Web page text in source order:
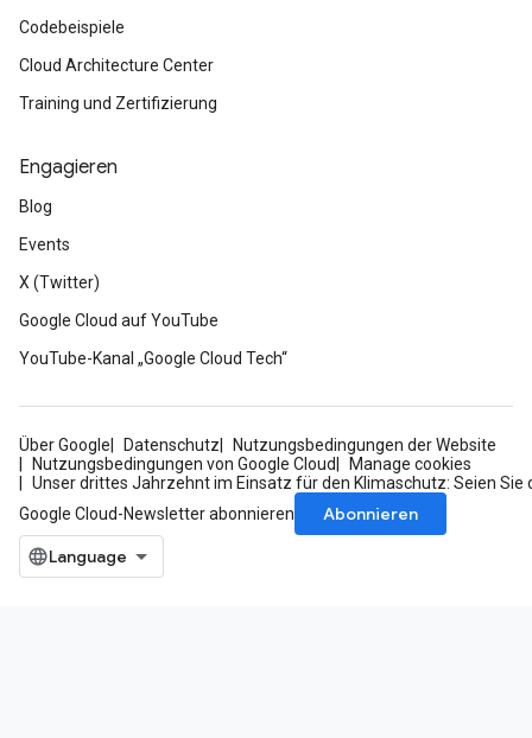
Codebeispiele
Cloud Architecture Center
Training und Zertifizierung
Engagieren
Blog
Events
X (Twitter)
Google Cloud auf YouTube
YouTube-Kanal „Google Cloud Tech“
Über Google Datenschutz
Nutzungsbedingungen der Website
Nutzungsbedingungen von Google Cloud
Manage cookies
Unser drittes Jahrzehnt im Einsatz für den Klimaschutz: Seien Sie
Google Cloud-Newsletter abonnieren
Abonnieren